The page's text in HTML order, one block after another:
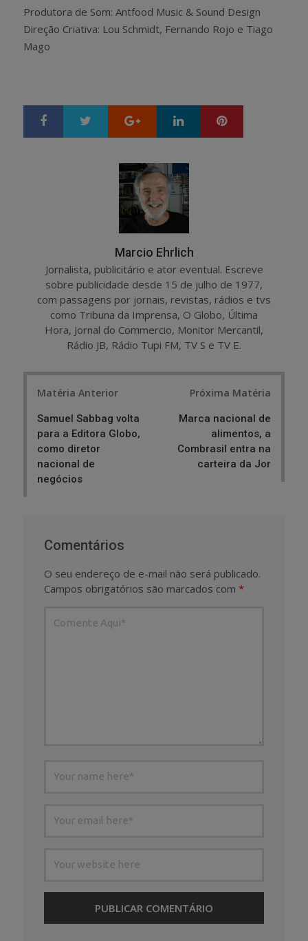
Produtora de Som: Antfood Music & Sound Design
Direção Criativa: Lou Schmidt, Fernando Rojo e Tiago
Mago
Google+ LinkedIn
Marcio Ehrlich
Jornalista, publicitário e ator eventual. Escreve
sobre publicidade desde 15 de julho de 1977,
com passagens por jornais, revistas, rádios e tvs
como Tribuna da Imprensa, O Globo, Última
Hora, Jornal do Commercio, Monitor Mercantil,
Rádio JB, Rádio Tupi FM, TV S e TV E.
Matéria Anterior
Samuel Sabbag volta
para a Editora Globo,
como diretor
nacional de
negócios
Próxima Matéria
Marca nacional de
alimentos, a
Combrasil entra na
carteira da Jor
Comentários
O seu endereço de e-mail não será publicado.
Campos obrigatórios são marcados com *